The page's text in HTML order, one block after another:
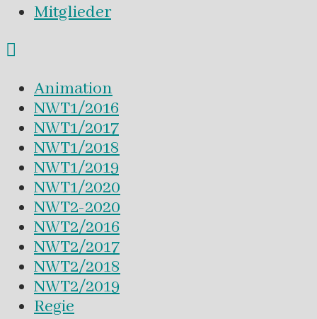
Mitglieder
Animation
NWT1/2016
NWT1/2017
NWT1/2018
NWT1/2019
NWT1/2020
NWT2-2020
NWT2/2016
NWT2/2017
NWT2/2018
NWT2/2019
Regie